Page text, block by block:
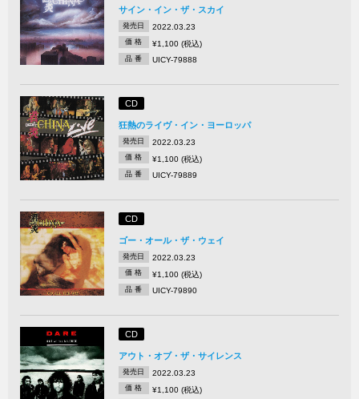
サイン・イン・ザ・スカイ
発売日 2022.03.23
価 格 ¥1,100 (税込)
品 番 UICY-79888
CD
狂熱のライヴ・イン・ヨーロッパ
発売日 2022.03.23
価 格 ¥1,100 (税込)
品 番 UICY-79889
CD
ゴー・オール・ザ・ウェイ
発売日 2022.03.23
価 格 ¥1,100 (税込)
品 番 UICY-79890
CD
アウト・オブ・ザ・サイレンス
発売日 2022.03.23
価 格 ¥1,100 (税込)